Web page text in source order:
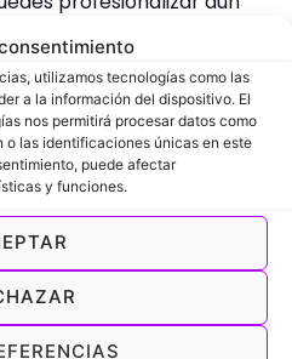
utilizamos tecnologías como las
a la información del dispositivo. El
nos permitirá procesar datos como
las identificaciones únicas en este
puede afectar
y funciones.
para dejar reseñas
Sin buscar
códigos. Justo
reseña con un solo clic,
buscar enlaces.